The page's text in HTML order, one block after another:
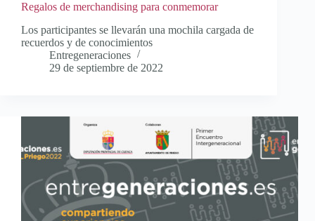
Regalos de merchandising para conmemorar
Los participantes se llevarán una mochila cargada de
recuerdos y de conocimientos
Entregeneraciones
29 de septiembre de 2022